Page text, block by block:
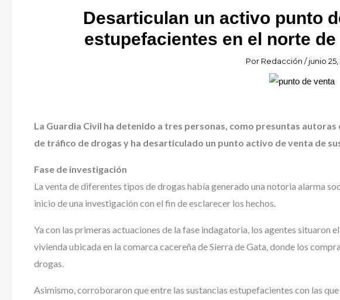
Desarticulan un activo punto
estupefacientes en el norte
Por Redacción /junio
La Guardia Civil ha detenido a tres personas, como presuntas
de tráfico de drogas y ha desarticulado un punto activo de venta de
Fase de investigación
La venta de diferentes tipos de drogas había generado una notoria alarma
inicio de una investigación con el fin de esclarecer los hechos.
Ya con las primeras actuaciones de la fase indagatoria, los agentes situaron
vivienda ubicada en la comarca cacereña de Sierra de Gata, donde los
drogas.
Asimismo, corroboraron que entre las sustancias estupefacientes con las